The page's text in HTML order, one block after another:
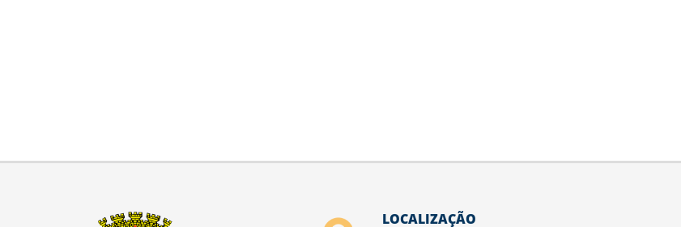
LOCALIZAÇÃO